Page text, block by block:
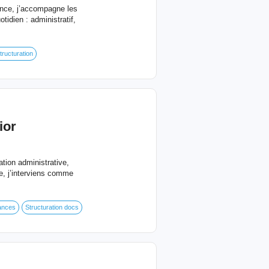
j’accompagne les
: administratif,
administrative,
j’interviens comme
Structuration docs